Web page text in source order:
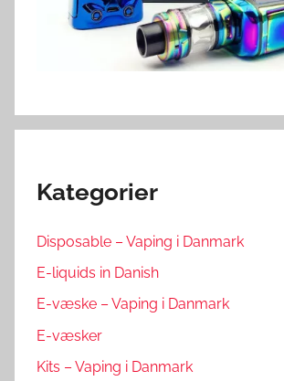
Kategorier
Disposable – Vaping i Danmark
E-liquids in Danish
E-væske – Vaping i Danmark
E-væsker
Kits – Vaping i Danmark